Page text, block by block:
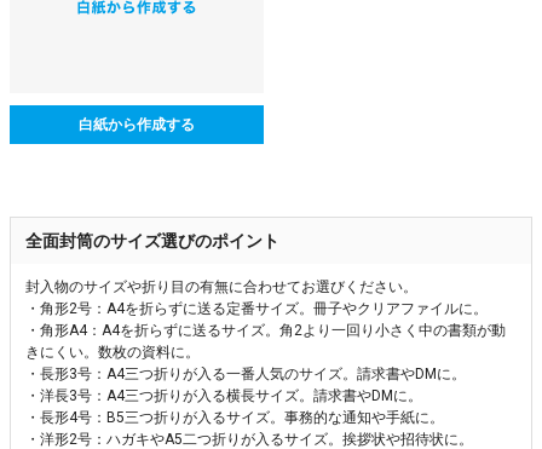
白紙から作成する
全面封筒のサイズ選びのポイント
封入物のサイズや折り目の有無に合わせてお選びください。
・角形2号：A4を折らずに送る定番サイズ。冊子やクリアファイルに。
・角形A4：A4を折らずに送るサイズ。角2より一回り小さく中の書類が動
きにくい。数枚の資料に。
・長形3号：A4三つ折りが入る一番人気のサイズ。請求書やDMに。
・洋長3号：A4三つ折りが入る横長サイズ。請求書やDMに。
・長形4号：B5三つ折りが入るサイズ。事務的な通知や手紙に。
・洋形2号：ハガキやA5二つ折りが入るサイズ。挨拶状や招待状に。